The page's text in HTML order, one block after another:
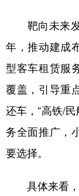
靶向未来发
年，推动建成
型客车租赁服
覆盖，引导重
还车，“高铁/
务全面推广，
要选择。
具体来看，